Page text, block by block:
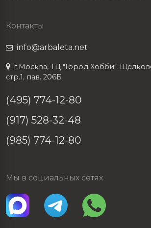
Контакты
info@arbaleta.net
г.Москва, ТЦ "Город Хобби",
стр.1, пав. 206Б
(495) 774-12-80
(917) 528-32-48
(985) 774-12-80
Мы в социальных сетях